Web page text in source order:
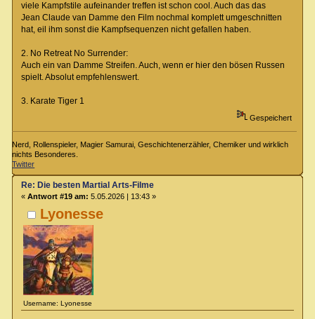
viele Kampfstile aufeinander treffen ist schon cool. Auch das das
Jean Claude van Damme den Film nochmal komplett umgeschnitten
hat, eil ihm sonst die Kampfsequenzen nicht gefallen haben.
2. No Retreat No Surrender:
Auch ein van Damme Streifen. Auch, wenn er hier den bösen Russen
spielt. Absolut empfehlenswert.
3. Karate Tiger 1
Gespeichert
Nerd, Rollenspieler, Magier Samurai, Geschichtenerzähler, Chemiker und wirklich
nichts Besonderes.
Twitter
Lyonesse
Username: Lyonesse
Re: Die besten Martial Arts-Filme
« Antwort #19 am: 5.05.2026 | 13:43 »